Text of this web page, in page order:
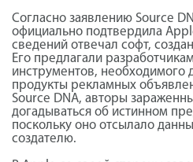
Согласно заявлению Source
официально подтвердила
сведений отвечал софт,
Его предлагали
инструментов, необходимого
продукты рекламных
Source DNA, авторы
догадываться об истинном
поскольку оно отсылало
создателю.